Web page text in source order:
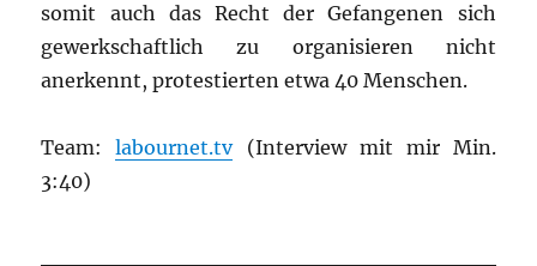
somit auch das Recht der Gefangenen sich
gewerkschaftlich zu organisieren nicht
anerkennt, protestierten etwa 40 Menschen.
Team:labournet.tv(Interview mit mir Min.
3:40)